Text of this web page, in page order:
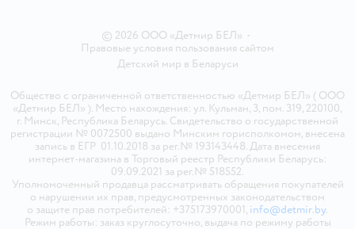
© 2026 ООО «Детмир БЕЛ» •
Правовые условия пользования сайтом
Детский мир в Беларуси
Общество с ограниченной ответственностью «Детмир БЕЛ» ( ООО
«Детмир БЕЛ» ). Место нахождения: ул. Кульман, 3, пом. 319, 220100,
г. Минск, Республика Беларусь. Свидетельство о государственной
регистрации № 0072500 выдано Минским горисполкомом, внесена
запись в ЕГР 01.10.2018 за рег.№ 193143448. Дата внесения
интернет-магазина в Торговый реестр Республики Беларусь:
09.09.2021 за рег.№ 518552.
Уполномоченный продавца рассматривать обращения покупателей
о нарушении их прав, предусмотренных законодательством
о защите прав потребителей: +375173970001, info@detmir.by.
Режим работы: заказ круглосуточно, выдача по режиму работы